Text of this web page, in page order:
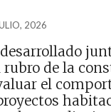
2026
rubro de la
el